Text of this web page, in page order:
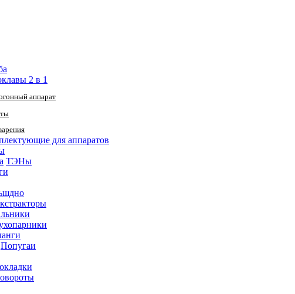
2 в 1
аппарат
для аппаратов
ТЭНы
Попугаи